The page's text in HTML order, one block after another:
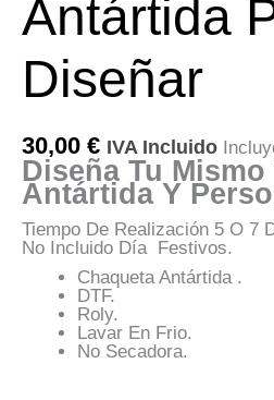
Antártida
Diseñar
30,00 € IVA Incluido
Diseña Tu
Antártida Y
Tiempo De Realización 5 O 7
No Incluido Día Festivos.
Chaqueta Antártida .
DTF.
Roly.
Lavar En Frio.
No Secadora.